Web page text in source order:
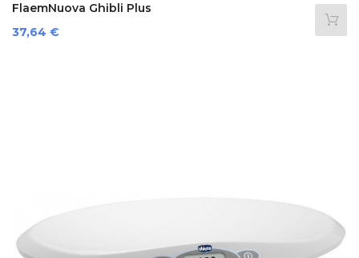
FlaemNuova Ghibli Plus
Prezzo
37,64 €